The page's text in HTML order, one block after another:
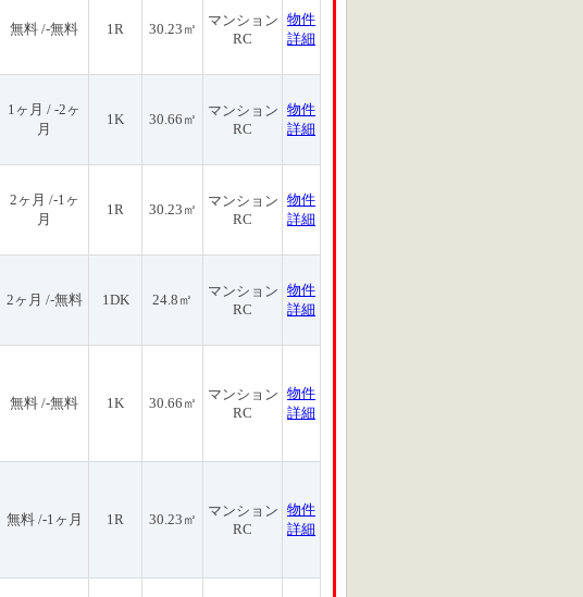
無料 /-無料 1R 30.23㎡
マンション
RC
物件
詳細
1ヶ月 / -2ヶ
月
1K 30.66㎡
マンション
RC
物件
詳細
2ヶ月 /-1ヶ
月
1R 30.23㎡
マンション
RC
物件
詳細
2ヶ月 /-無料 1DK 24.8㎡
マンション
RC
物件
詳細
無料 /-無料 1K 30.66㎡
マンション
RC
物件
詳細
無料 /-1ヶ月 1R 30.23㎡
マンション
RC
物件
詳細